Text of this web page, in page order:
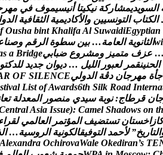
السويديمشاركة نيكيتا أنيسيموف في مهر
الكتاب التونسيين والكاديمية الثقافية الدو
f Ousha bint KhalifaAl SuwaidiEgyptian
wi الثانوية العامة… بين سطوة الرقم وصنا
… عزف متميز ومشر وع ضبابي s a Bridge
الحنينقمر لعبور الليل … ديوان جديد للدكتو
جأة مهرجان دڨة الدولي R OF SILENCE
stival List ofAwards6th Silk Road Interna
جان قرطاج: نوبة سيدي منصور المعدلة تعا
entralAsia Issue): Camel Shadows on th
كازاخستان تستضيف المؤتمر العالمي لقرا
التاريخ” لحمد التوفيقالكونية الر وسية… ال
Alexandra OchirovaWale Okediran’s TE